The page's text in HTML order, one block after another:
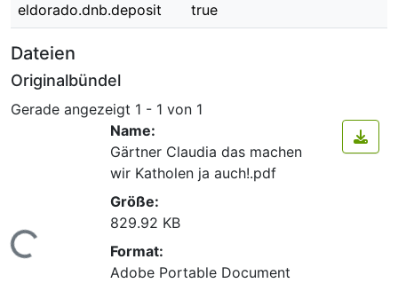
eldorado.dnb.deposit true
Dateien
Originalbündel
Gerade angezeigt 1 - 1 von 1
Lade...
Name:
Gärtner Claudia das machen
wir Katholen ja auch!.pdf
Größe:
829.92 KB
Format:
Adobe Portable Document